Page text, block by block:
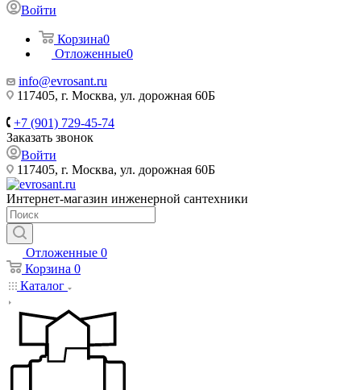
Войти
Корзина0
Отложенные0
info@evrosant.ru
117405, г. Москва, ул. дорожная 60Б
+7 (901) 729-45-74
Заказать звонок
Войти
117405, г. Москва, ул. дорожная 60Б
Интернет-магазин инженерной сантехники
Отложенные 0
Корзина 0
Каталог